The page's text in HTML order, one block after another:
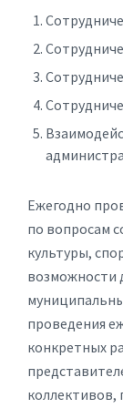
Ежегодно
по вопросам
культуры,
возможности
проведения
конкретных
коллективов,